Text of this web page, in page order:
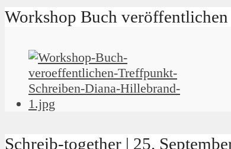
Workshop Buch
Schreib-together | 25.